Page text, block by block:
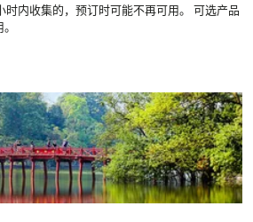
内收集的，预订时可能不再可用。 可选产品